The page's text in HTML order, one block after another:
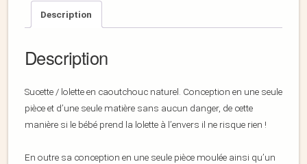
Description
Description
Sucette / lolette en caoutchouc naturel. Conception en une seule
pièce et d’une seule matière sans aucun danger, de cette
manière si le bébé prend la lolette à l’envers il ne risque rien !
En outre sa conception en une seule pièce moulée ainsi qu’un